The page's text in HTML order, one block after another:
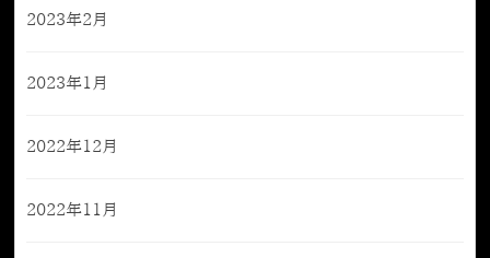
2023年2月
2023年1月
2022年12月
2022年11月